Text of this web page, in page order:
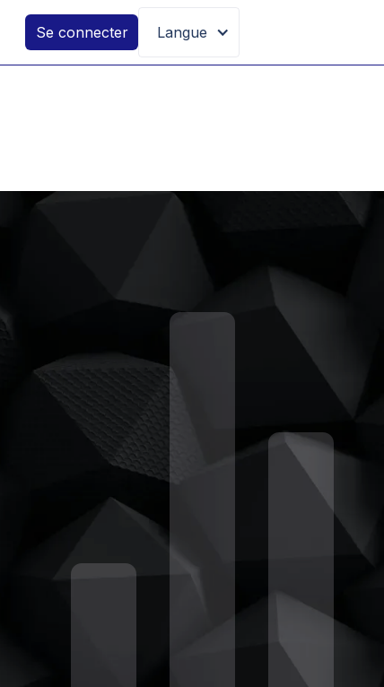
Se connecter Langue